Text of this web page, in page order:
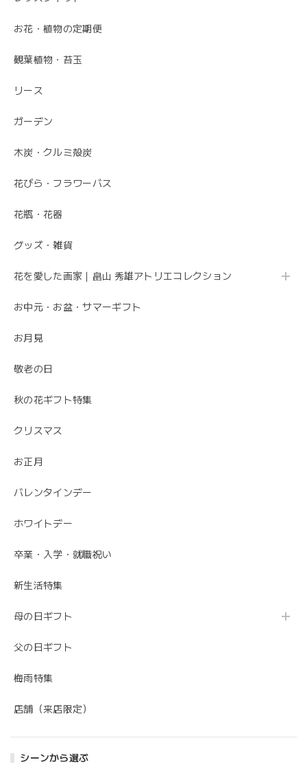
お花・植物の定期便
観葉植物・苔玉
リース
ガーデン
木炭・クルミ殻炭
花びら・フラワーバス
花瓶・花器
グッズ・雑貨
花を愛した画家｜畠山 秀雄アトリエコレクション
お中元・お盆・サマーギフト
お月見
敬老の日
秋の花ギフト特集
クリスマス
お正月
バレンタインデー
ホワイトデー
卒業・入学・就職祝い
新生活特集
母の日ギフト
父の日ギフト
梅雨特集
店舗（来店限定）
シーンから選ぶ